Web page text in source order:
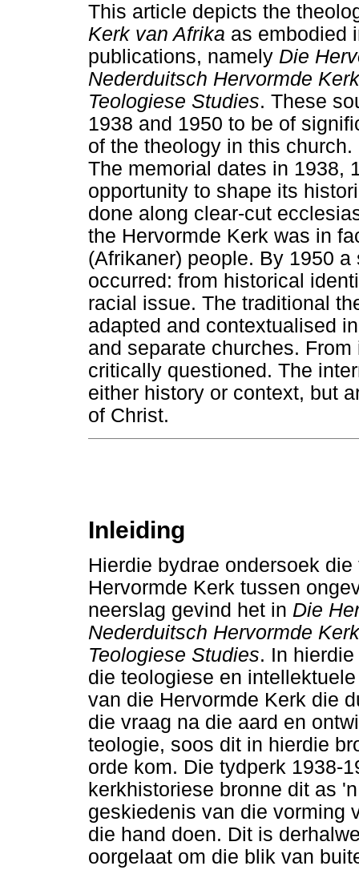
This article depicts the
Kerk van Afrika as embodied
publications, namely Die
Nederduitsch Hervormde
Teologiese Studies. These
1938 and 1950 to be of
of the theology in this
The memorial dates in 1938,
opportunity to shape its
done along clear-cut
the Hervormde Kerk was in
(Afrikaner) people. By 1950
occurred: from historical
racial issue. The traditional
adapted and contextualised
and separate churches.
critically questioned. The
either history or context, but
of Christ.
Inleiding
Hierdie bydrae ondersoek
Hervormde Kerk tussen
neerslag gevind het in Die
Nederduitsch Hervormde
Teologiese Studies. In
die teologiese en
van die Hervormde Kerk die
die vraag na die aard en
teologie, soos dit in hierdie
orde kom. Die tydperk 1938-
kerkhistoriese bronne dit as
geskiedenis van die vorming
die hand doen. Dit is
oorgelaat om die blik van